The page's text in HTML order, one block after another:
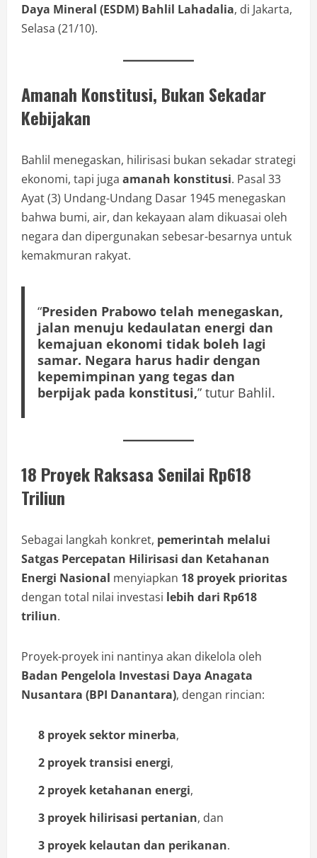
Daya Mineral (ESDM) Bahlil Lahadalia, di Jakarta,
Selasa (21/10).
Amanah Konstitusi, Bukan Sekadar
Kebijakan
Bahlil menegaskan, hilirisasi bukan sekadar strategi
ekonomi, tapi juga amanah konstitusi. Pasal 33
Ayat (3) Undang-Undang Dasar 1945 menegaskan
bahwa bumi, air, dan kekayaan alam dikuasai oleh
negara dan dipergunakan sebesar-besarnya untuk
kemakmuran rakyat.
“Presiden Prabowo telah menegaskan,
jalan menuju kedaulatan energi dan
kemajuan ekonomi tidak boleh lagi
samar. Negara harus hadir dengan
kepemimpinan yang tegas dan
berpijak pada konstitusi,” tutur Bahlil.
18 Proyek Raksasa Senilai Rp618
Triliun
Sebagai langkah konkret, pemerintah melalui
Satgas Percepatan Hilirisasi dan Ketahanan
Energi Nasional menyiapkan 18 proyek prioritas
dengan total nilai investasi lebih dari Rp618
triliun.
Proyek-proyek ini nantinya akan dikelola oleh
Badan Pengelola Investasi Daya Anagata
Nusantara (BPI Danantara), dengan rincian:
8 proyek sektor minerba,
2 proyek transisi energi,
2 proyek ketahanan energi,
3 proyek hilirisasi pertanian, dan
3 proyek kelautan dan perikanan.